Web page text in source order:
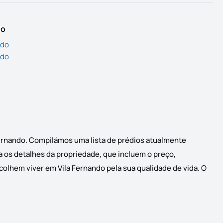
Compilámos uma lista de prédios atualmente
detalhes da propriedade, que incluem o preço,
viver em Vila Fernando pela sua qualidade de vida. O